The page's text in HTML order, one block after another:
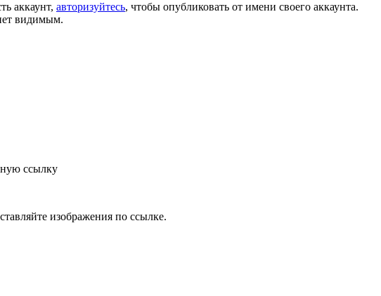
аккаунт, авторизуйтесь, чтобы опубликовать от имени своего аккаунта.
видимым.
ссылку
изображения по ссылке.